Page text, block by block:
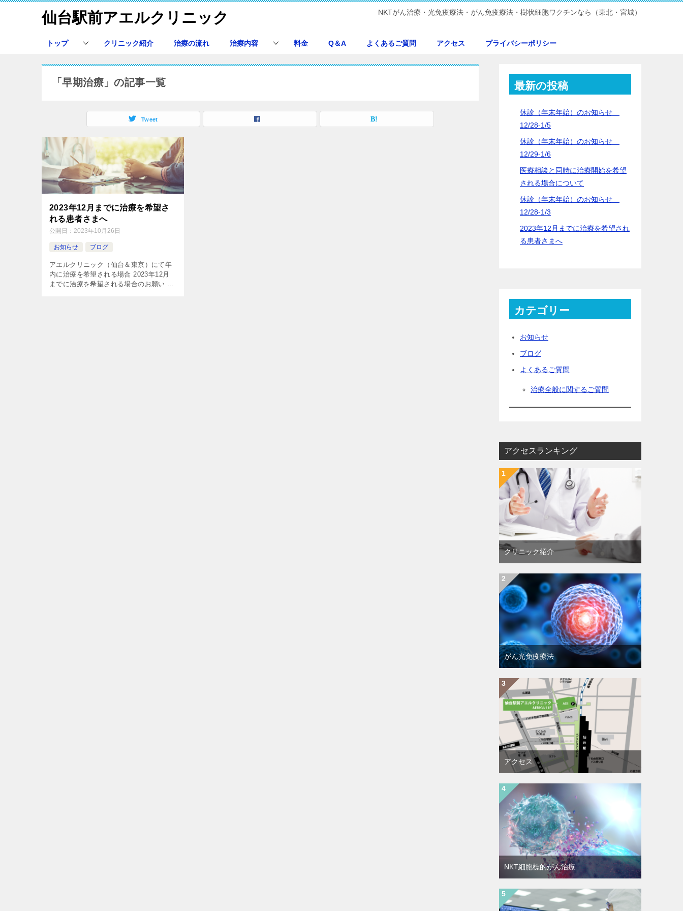
仙台駅前アエルクリニック NKTがん治療・光免疫療法・がん免疫療法・樹状細胞ワクチンなら（東北・宮城）
トップ クリニック紹介 治療の流れ 治療内容 料金 Q＆A よくあるご質問 アクセス プライバシーポリシー
「早期治療」の記事一覧
Tweet
2023年12月までに治療を希望さ
れる患者さまへ
公開日： 2023年10月26日
お知らせ ブログ
アエルクリニック（仙台＆東京）にて年
内に治療を希望される場合 2023年12月
までに治療を希望される場合のお願い 当
最新の投稿
休診（年末年始）のお知らせ
12/28-1/5
休診（年末年始）のお知らせ
12/29-1/6
医療相談と同時に治療開始を希望
される場合について
休診（年末年始）のお知らせ
12/28-1/3
2023年12月までに治療を希望され
る患者さまへ
カテゴリー
お知らせ
ブログ
よくあるご質問
治療全般に関するご質問
アクセスランキング
クリニック紹介
がん光免疫療法
アクセス
NKT細胞標的がん治療